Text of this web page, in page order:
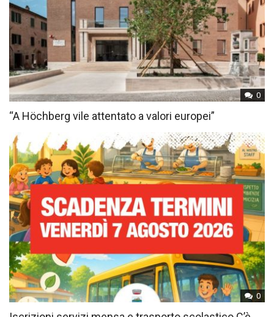
0
“A Höchberg vile attentato a valori europei”
0